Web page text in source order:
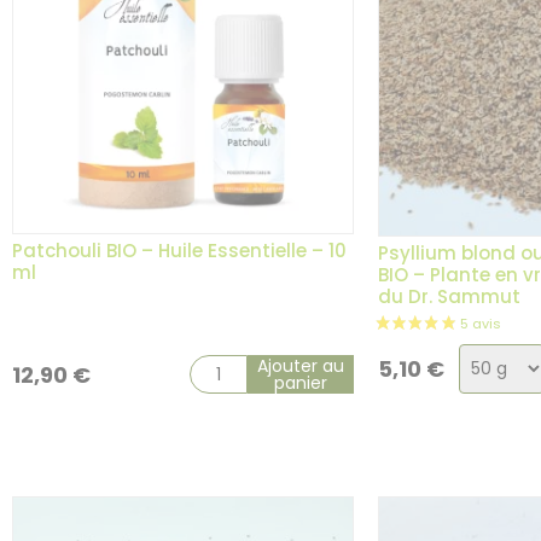
Patchouli BIO – Huile Essentielle – 10
ml
12,90 € Ajouter au
panier
Psyllium blond
BIO – Plante en
du Dr. Sammut
5,10 €
Choix
de